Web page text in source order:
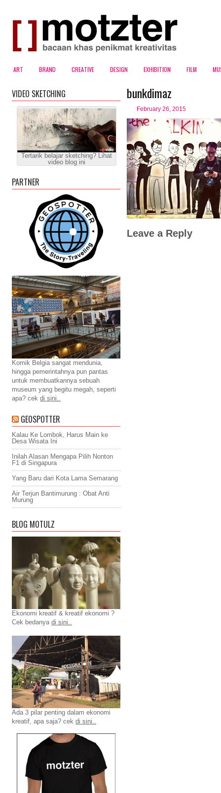
ART BRAND CREATIVE DESIGN EXHIBITION FILM
bunkdimaz
February 26, 2015
Leave a Reply
VIDEO SKETCHING
Tertarik belajar sketching? Lihat
video blog ini
PARTNER
Komik Belgia sangat mendunia,
hingga pemerintahnya pun pantas
untuk membuatkannya sebuah
museum yang begitu megah, seperti
apa? cek di sini..
GEOSPOTTER
Kalau Ke Lombok, Harus Main ke
Desa Wisata Ini
Inilah Alasan Mengapa Pilih Nonton
F1 di Singapura
Yang Baru dari Kota Lama Semarang
Air Terjun Bantimurung : Obat Anti
Murung
BLOG MOTULZ
Ekonomi kreatif & kreatif ekonomi ?
Cek bedanya di sini..
Ada 3 pilar penting dalam ekonomi
kreatif, apa saja? cek di sini..